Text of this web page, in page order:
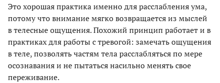
Это хорошая практика именно для расслабления ума,
потому что внимание мягко возвращается из мыслей
в телесные ощущения. Похожий принцип работает и в
практиках для работы с тревогой: замечать ощущения
в теле, позволять частям тела расслабляться по мере
осознавания и не пытаться насильно менять свое
переживание.